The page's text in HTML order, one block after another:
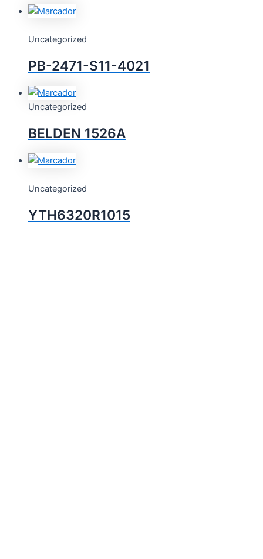
Uncategorized
PB-2471-S11-4021
Uncategorized
BELDEN 1526A
Uncategorized
YTH6320R1015